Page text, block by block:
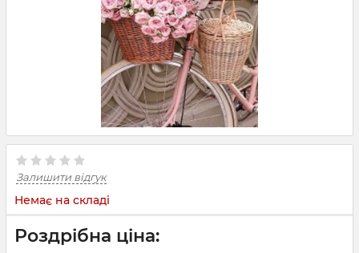
Залишити відгук
Немає на складі
Роздрібна ціна: